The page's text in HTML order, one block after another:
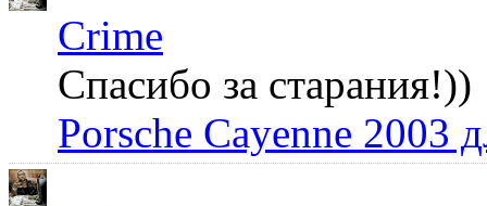
Crime
Спасибо за старания!))
Porsche Cayenne 2003